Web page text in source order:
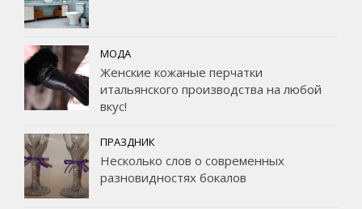
МОДА
Женские кожаные перчатки
итальянского производства на любой
вкус!
ПРАЗДНИК
Несколько слов о современных
разновидностях бокалов